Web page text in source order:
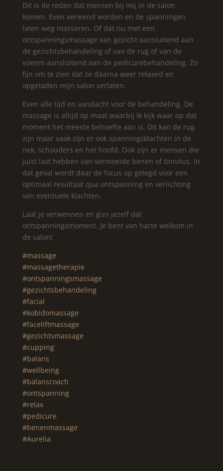
Dit is de reden dat mensen bij mij in de salon
komen. Even verwend worden en de spanningen
laten weg masseren. Of dat nu met een
ontspanningsmassage van gezicht aansluitend aan
de gezichtsbehandeling of van de rug of van de
voeten aansluitend aan de pedicurebehandeling. Zo
fijn om te zien dat ze daarna weer relaxed en
opgeladen mijn salon verlaten.
Even alle tijd en aandacht voor de behandeling. De
massage is altijd op maat waarbij ik kijk waar op dat
moment het meeste behoefte aan is. Dit kan de rug
zijn maar vaak zijn er ook spanningsklachten in de
nek, schouders en het hoofd. Ook zijn er mensen die
juist last hebben van vermoeide benen of tinnitus. In
dat geval wordt daar de focus op gelegd voor een
optimaal resultaat qua ontspanning en verlichting
van eventuele klachten.
Laat je verwennen en gun jezelf dat
ontspanningsmoment. Je bent van harte welkom in
de salon!
#massage
#massagetherapie
#ontspanningsmassage
#gezichtsbehandeling
#facial
#kobidomassage
#faceliftmassage
#gezichtsmassage
#cupping
#balans
#wellbeing
#balanscoach
#ontspanning
#relax
#pedicure
#benenmassage
#Aurelia